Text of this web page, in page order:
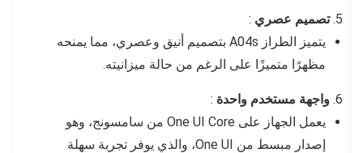
تصميم عصري :
يتميز الطراز A04s بتصميم أنيق وعصري، مما يمنحه
مظهرًا متميزًا على الرغم من حالة ميزانيته.
واجهة مستخدم واحدة :
يعمل الجهاز على One UI Core من سامسونج، وهو
إصدار مبسط من One UI، والذي يوفر تجربة سهلة